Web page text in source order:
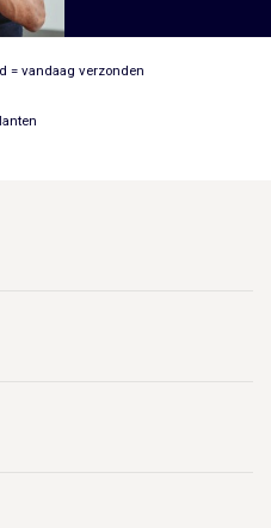
= vandaag verzonden